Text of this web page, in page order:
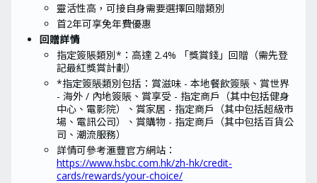
靈活性高，可接自身需要選擇回贈類別
首2年可享免年費優惠
回贈詳情​
指定簽賬類別*：高達 2.4% 「獎賞錢」回贈（需先登
記最紅獎賞計劃）
*指定簽賬類別包括：賞滋味 - 本地餐飲簽賬、賞世界
- 海外 / 內地簽賬、賞享受 - 指定商戶（其中包括健身
中心、電影院）、賞家居 - 指定商戶（其中包括超級市
場、電訊公司）、賞購物 - 指定商戶（其中包括百貨公
司、潮流服務）
詳情可參考滙豐官方網站：
https://www.hsbc.com.hk/zh-hk/credit-
cards/rewards/your-choice/